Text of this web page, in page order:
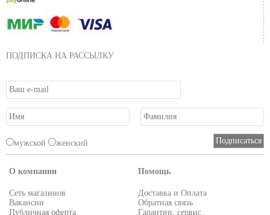
ПОДПИСКА НА РАССЫЛКУ
мужской женский
О компании
Сеть магазинов
Вакансии
Публичная оферта
Помощь
Доставка и Оплата
Обратная связь
Гарантии, сервис